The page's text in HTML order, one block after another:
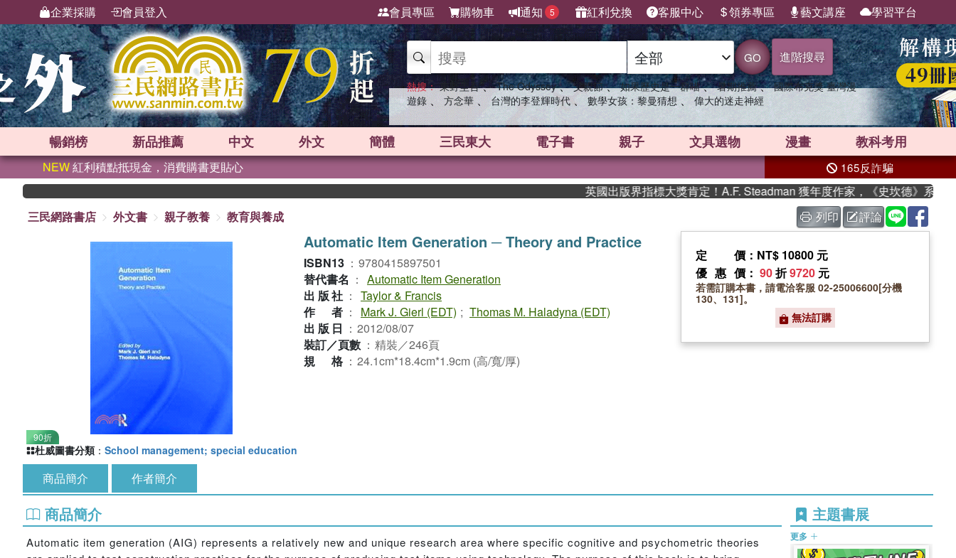
企業採購 會員登入 會員專區 購物車 通知 5 紅利兌換 客服中心 領券專區 藝文講座 學習平台
GO 進階搜尋
熱搜： 東野圭吾 、 The Odyssey 、 父親節 、 如果歷史是一群喵 、 暑期推薦 、 國際布克獎 臺灣漫
遊錄 、 方念華 、 台灣的李登輝時代 、 數學女孩：黎曼猜想 、 偉大的迷走神經
暢銷榜 新品推薦 中文 外文 簡體 三民東大 電子書 親子 文具選物 漫畫 教科考用
NEW紅利積點抵現金，消費購書更貼心 165反詐騙
英國出版界指標大獎肯定！A.F. Steadman 獲年度作家，《史坎德》系列帶你
三民網路書店
外文書 親子教養 教育與養成 列印 評論
90折
Automatic Item Generation ─ Theory and Practice
ISBN13 ： 9780415897501
替代書名 ： Automatic Item Generation
出版社 ： Taylor & Francis
作者 ： Mark J. Gierl (EDT) ; Thomas M. Haladyna (EDT)
出版日 ： 2012/08/07
裝訂／頁數 ： 精裝／246頁
規格 ： 24.1cm*18.4cm*1.9cm (高/寬/厚)
定價 ：NT$ 10800 元
優惠價 ： 90折9720 元
若需訂購本書，請電洽客服 02-25006600[分機
130、131]。
無法訂購
杜威圖書分類 ： School management; special education
商品簡介 作者簡介
商品簡介
Automatic item generation (AIG) represents a relatively new and unique research area where specific cognitive and psychometric theories
主題書展
更多